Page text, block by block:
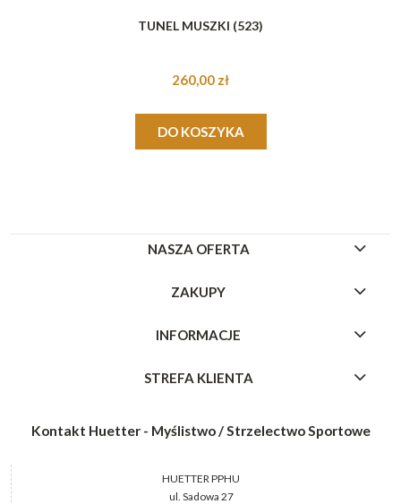
TUNEL MUSZKI (523)
260,00 zł
DO KOSZYKA
NASZA OFERTA
ZAKUPY
INFORMACJE
STREFA KLIENTA
Kontakt Huetter - Myślistwo / Strzelectwo Sportowe
HUETTER PPHU
ul. Sadowa 27